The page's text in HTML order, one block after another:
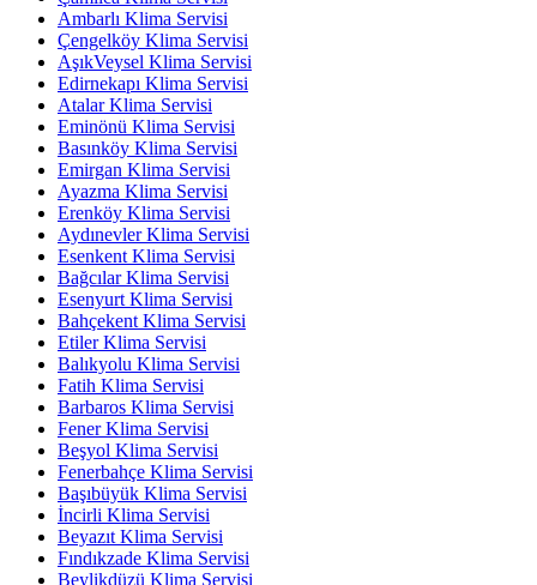
Ambarlı Klima Servisi
Çengelköy Klima Servisi
AşıkVeysel Klima Servisi
Edirnekapı Klima Servisi
Atalar Klima Servisi
Eminönü Klima Servisi
Basınköy Klima Servisi
Emirgan Klima Servisi
Ayazma Klima Servisi
Erenköy Klima Servisi
Aydınevler Klima Servisi
Esenkent Klima Servisi
Bağcılar Klima Servisi
Esenyurt Klima Servisi
Bahçekent Klima Servisi
Etiler Klima Servisi
Balıkyolu Klima Servisi
Fatih Klima Servisi
Barbaros Klima Servisi
Fener Klima Servisi
Beşyol Klima Servisi
Fenerbahçe Klima Servisi
Başıbüyük Klima Servisi
İncirli Klima Servisi
Beyazıt Klima Servisi
Fındıkzade Klima Servisi
Beylikdüzü Klima Servisi